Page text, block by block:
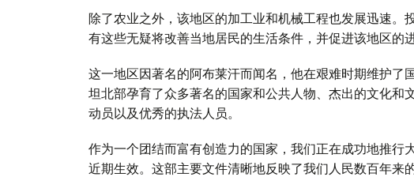
除了农业之外，该地区的加工业和机械工程也发展迅速。
有这些无疑将改善当地居民的生活条件，并促进该地区的
这一地区因著名的阿布莱汗而闻名，他在艰难时期维护了
坦北部孕育了众多著名的国家和公共人物、杰出的文化和
动员以及优秀的执法人员。
作为一个团结而富有创造力的国家，我们正在成功地推行
近期生效。这部主要文件清晰地反映了我们人民数百年来